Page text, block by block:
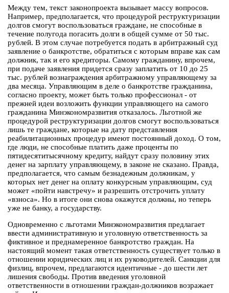
Между тем, текст законопроекта вызывает массу вопросов.
Например, предполагается, что процедурой реструктуризации
долгов смогут воспользоваться граждане, не способные в
течение полугода погасить долги в общей сумме от 50 тыс.
рублей. В этом случае потребуется подать в арбитражный суд
заявление о банкротстве, обратиться с которым вправе как сам
должник, так и его кредиторы. Самому гражданину, впрочем,
при подаче заявления придется сразу заплатить от 10 до 25
тыс. рублей вознаграждения арбитражному управляющему за
два месяца. Управляющим в деле о банкротстве гражданина,
согласно проекту, может быть только профессионал - от
прежней идеи возложить функции управляющего на самого
гражданина Минэкономразвития отказалось. Льготной же
процедурой реструктуризации долгов смогут воспользоваться
лишь те граждане, которые на дату представления
реабилитационных процедур имеют постоянный доход. О том,
где люди, не способные платить даже проценты по
пятидесятитысячному кредиту, найдут сразу половину этих
денег на зарплату управляющему, в законе не сказано. Правда,
предполагается, что самым безнадежным должникам, у
которых нет денег на оплату конкурсным управляющим, суд
может «пойти навстречу» и разрешить отстрочить уплату
«взноса». Но в итоге они снова окажутся должны, но теперь
уже не банку, а государству.
Одновременно с льготами Минэкономразвития предлагает
ввести административную и уголовную ответственность за
фиктивное и преднамеренное банкротство граждан. На
настоящий момент такая ответственность существует только в
отношении юридических лиц и их руководителей. Санкции для
физлиц, впрочем, предлагаются идентичные - до шести лет
лишения свободы. Против введения уголовной
ответственности в отношении граждан-должников возражает